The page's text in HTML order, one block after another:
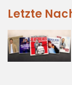
Letzte